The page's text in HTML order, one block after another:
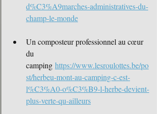
d%C3%A9marches-administratives-du-
champ-le-monde
Un composteur professionnel au cœur
du
camping https://www.lesroulottes.be/po
st/herbeu-mont-au-camping-c-est-
l%C3%A0-o%C3%B9-l-herbe-devient-
plus-verte-qu-ailleurs